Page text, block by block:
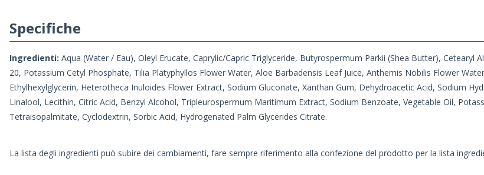
Specifiche
Ingredienti: Aqua (Water / Eau), Oleyl Erucate, Caprylic/Capric Triglyceride, Butyrospermum Parkii (Shea Butter), Cetearyl
20, Potassium Cetyl Phosphate, Tilia Platyphyllos Flower Water, Aloe Barbadensis Leaf Juice, Anthemis Nobilis Flower
Ethylhexylglycerin, Heterotheca Inuloides Flower Extract, Sodium Gluconate, Xanthan Gum, Dehydroacetic Acid, Sodium
Linalool, Lecithin, Citric Acid, Benzyl Alcohol, Tripleurospermum Maritimum Extract, Sodium Benzoate, Vegetable Oil,
Tetraisopalmitate, Cyclodextrin, Sorbic Acid, Hydrogenated Palm Glycerides Citrate.
La lista degli ingredienti può subire dei cambiamenti, fare sempre riferimento alla confezione del prodotto per la lista